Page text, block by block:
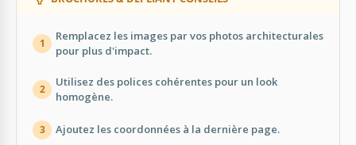
1
Remplacez les images par vos photos architecturales
pour plus d'impact.
2
Utilisez des polices cohérentes pour un look
homogène.
3 Ajoutez les coordonnées à la dernière page.